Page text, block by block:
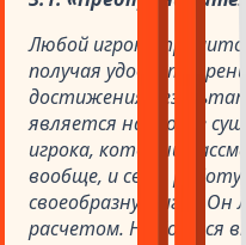
Любой игрок
получая
достижения
является наиболее
игрока, который
вообще, и свою работу
своеобразную игру.
расчетом. Не боится